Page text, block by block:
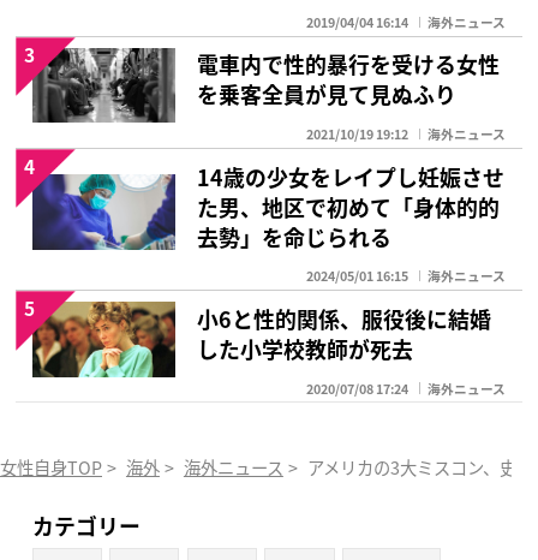
2019/04/04 16:14 海外ニュース
電車内で性的暴行を受ける女性
を乗客全員が見て見ぬふり
2021/10/19 19:12 海外ニュース
3
14歳の少女をレイプし妊娠させ
た男、地区で初めて「身体的的
去勢」を命じられる
2024/05/01 16:15 海外ニュース
4
小6と性的関係、服役後に結婚
した小学校教師が死去
2020/07/08 17:24 海外ニュース
5
女性自身TOP > 海外 > 海外ニュース > アメリカの3大ミスコン、史
カテゴリー